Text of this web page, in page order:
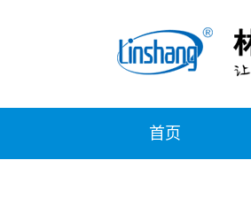
首页